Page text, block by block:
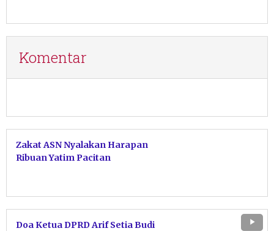
Komentar
Zakat ASN Nyalakan Harapan
Ribuan Yatim Pacitan
Doa Ketua DPRD Arif Setia Budi